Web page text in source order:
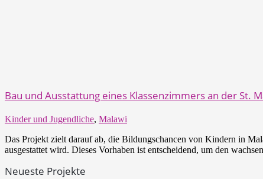
Bau und Ausstattung eines Klassenzimmers an der St.
Kinder und Jugendliche, Malawi
Das Projekt zielt darauf ab, die Bildungschancen von Kindern in
ausgestattet wird. Dieses Vorhaben ist entscheidend, um den
Neueste Projekte